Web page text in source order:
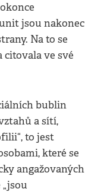
jsou nakonec
Na to se
ve své
bublin
a sítí,
to jest
které se
angažovaných